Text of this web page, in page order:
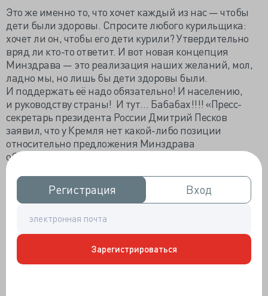
Регистрация
Регистрация Вход
Вход
Зарегистрироваться
Это же именно то, что хочет каждый из нас — чтобы
дети были здоровы. Спросите любого курильщика:
хочет ли он, чтобы его дети курили? Утвердительно
вряд ли кто-то ответит. И вот новая концепция
Минздрава — это реализация наших желаний, мол,
ладно мы, но лишь бы дети здоровы были.
И поддержать её надо обязательно! И населению,
и руководству страны! И тут… Бабабах!!!! «Пресс-
секретарь президента России Дмитрий Песков
заявил, что у Кремля нет какой-либо позиции
относительно предложения Минздрава
об ограничении продаж сигарет. Так
он прокомментировал информацию в СМИ
о возможном запрете продажи табака родившимся
после 2014 г. даже после достижения ими
о ведомственном предложении и
позиции у Кремля на этот счет нет и быть
Если честно, я в шоке!! У Кремля нет позиции